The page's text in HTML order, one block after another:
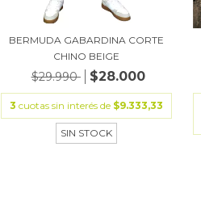
BERMUDA GABARDINA CORTE
CHINO BEIGE
$29.990 $28.000
3 cuotas sin interés de $9.333,33
SIN STOCK